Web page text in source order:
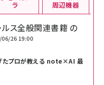
ルス全般関連書籍 の
06/26 19:00
たプロが教える note×AI 最
ラ 周辺機器